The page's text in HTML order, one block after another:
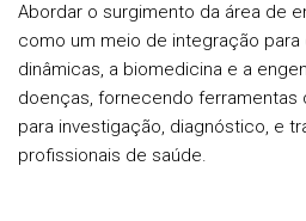
Abordar o surgimento da área de
como um meio de integração
dinâmicas, a biomedicina e a
doenças, fornecendo ferramentas
para investigação, diagnóstico, e
profissionais de saúde.